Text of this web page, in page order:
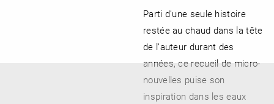
Parti d’une seule histoire
restée au chaud dans la tête
de l’auteur durant des
années, ce recueil de micro-
nouvelles puise son
inspiration dans les eaux